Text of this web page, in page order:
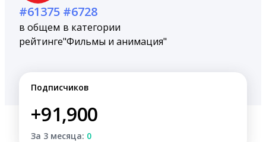
#61375
в общем
рейтинге
#6728
в категории
"Фильмы и анимация"
Подписчиков
+91,900
За 3 месяца: 0